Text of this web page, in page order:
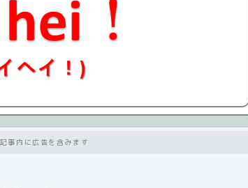
事内に広告を含みます